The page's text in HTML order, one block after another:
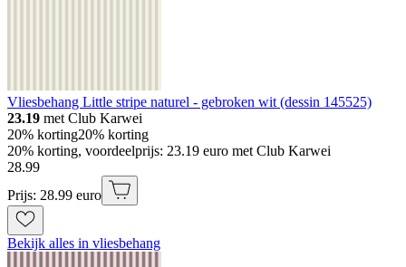
Vliesbehang Little stripe naturel - gebroken wit (dessin 145525)
23.19 met Club Karwei
20% korting20% korting
20% korting, voordeelprijs: 23.19 euro met Club Karwei
28.99
Prijs: 28.99 euro
Bekijk alles in vliesbehang